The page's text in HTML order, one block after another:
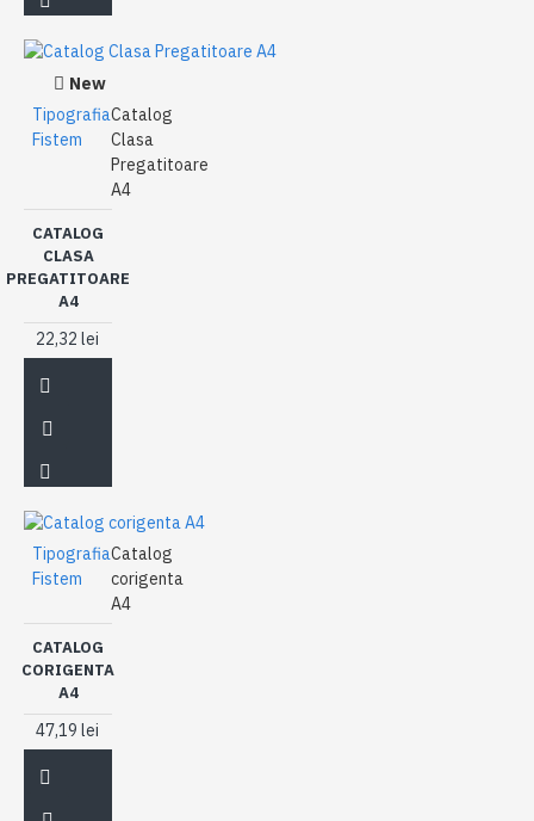
New
Tipografia
Fistem
Catalog
Clasa
Pregatitoare
A4
CATALOG
CLASA
PREGATITOARE
A4
22,32 lei
Tipografia
Fistem
Catalog
corigenta
A4
CATALOG
CORIGENTA
A4
47,19 lei